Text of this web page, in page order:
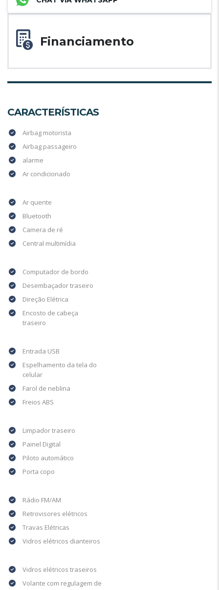
Financiamento
CARACTERÍSTICAS
Airbag motorista
Airbag passageiro
alarme
Ar condicionado
Ar quente
Bluetooth
Camera de ré
Central multimídia
Computador de bordo
Desembaçador traseiro
Direção Elétrica
Encosto de cabeça
traseiro
Entrada USB
Espelhamento da tela do
celular
Farol de neblina
Freios ABS
Limpador traseiro
Painel Digital
Piloto automático
Porta copo
Rádio FM/AM
Retrovisores elétricos
Travas Elétricas
Vidros elétricos dianteiros
Vidros elétricos traseiros
Volante com regulagem de